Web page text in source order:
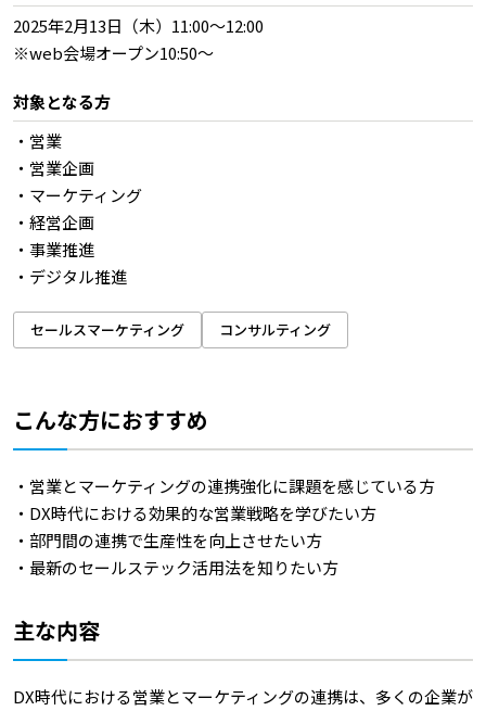
2025年2月13日（木）11:00～12:00
※web会場オープン10:50～
対象となる方
・営業
・営業企画
・マーケティング
・経営企画
・事業推進
・デジタル推進
セールスマーケティング コンサルティング
こんな方におすすめ
・営業とマーケティングの連携強化に課題を感じている方
・DX時代における効果的な営業戦略を学びたい方
・部門間の連携で生産性を向上させたい方
・最新のセールステック活用法を知りたい方
主な内容
DX時代における営業とマーケティングの連携は、多くの企業が